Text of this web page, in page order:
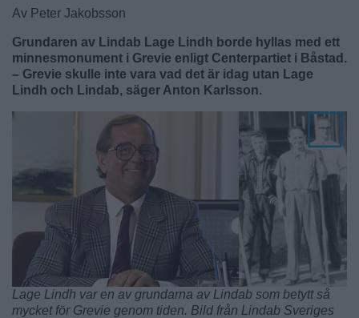
Av Peter Jakobsson
Grundaren av Lindab Lage Lindh borde hyllas med ett
minnesmonument i Grevie enligt Centerpartiet i Båstad.
– Grevie skulle inte vara vad det är idag utan Lage
Lindh och Lindab, säger Anton Karlsson.
Lage Lindh var en av grundarna av Lindab som betytt så
mycket för Grevie genom tiden. Bild från Lindab Sveriges